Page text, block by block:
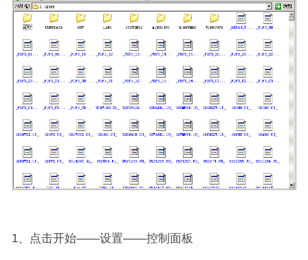
1、点击开始——设置——控制面板